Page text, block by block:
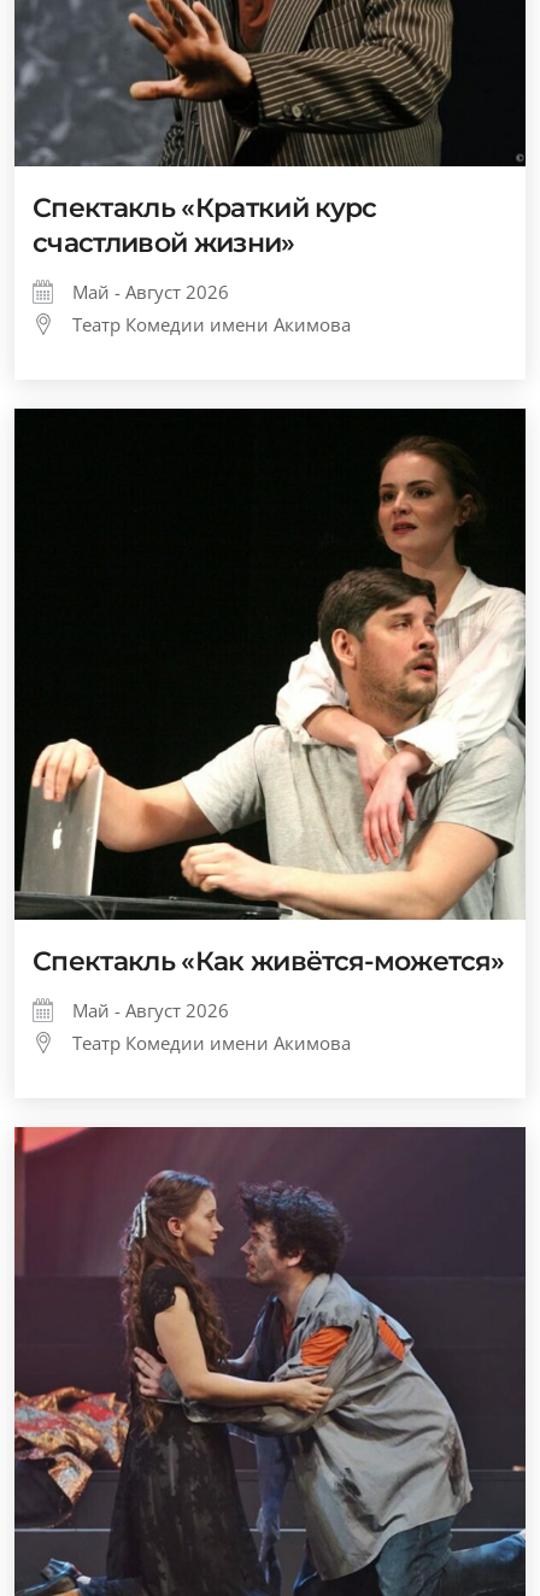
Спектакль «Краткий курс
счастливой жизни»
Май - Август 2026
Театр Комедии имени Акимова
Спектакль «Как живётся-можется»
Май - Август 2026
Театр Комедии имени Акимова